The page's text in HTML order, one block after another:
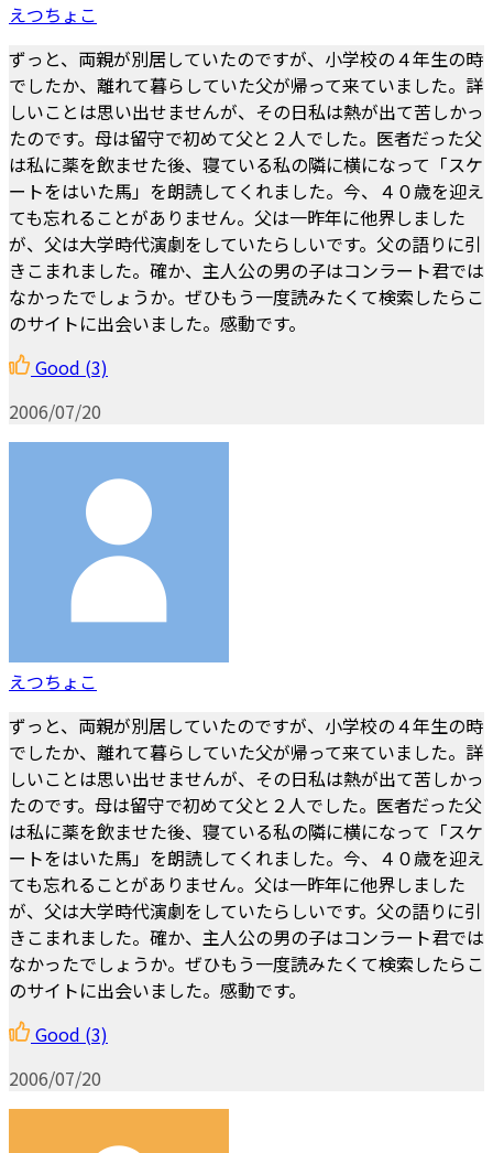
えつちょこ
ずっと、両親が別居していたのですが、小学校の４年生の時
でしたか、離れて暮らしていた父が帰って来ていました。詳
しいことは思い出せませんが、その日私は熱が出て苦しかっ
たのです。母は留守で初めて父と２人でした。医者だった父
は私に薬を飲ませた後、寝ている私の隣に横になって「スケ
ートをはいた馬」を朗読してくれました。今、４０歳を迎え
ても忘れることがありません。父は一昨年に他界しました
が、父は大学時代演劇をしていたらしいです。父の語りに引
きこまれました。確か、主人公の男の子はコンラート君では
なかったでしょうか。ぜひもう一度読みたくて検索したらこ
のサイトに出会いました。感動です。
Good (3)
2006/07/20
えつちょこ
ずっと、両親が別居していたのですが、小学校の４年生の時
でしたか、離れて暮らしていた父が帰って来ていました。詳
しいことは思い出せませんが、その日私は熱が出て苦しかっ
たのです。母は留守で初めて父と２人でした。医者だった父
は私に薬を飲ませた後、寝ている私の隣に横になって「スケ
ートをはいた馬」を朗読してくれました。今、４０歳を迎え
ても忘れることがありません。父は一昨年に他界しました
が、父は大学時代演劇をしていたらしいです。父の語りに引
きこまれました。確か、主人公の男の子はコンラート君では
なかったでしょうか。ぜひもう一度読みたくて検索したらこ
のサイトに出会いました。感動です。
Good (3)
2006/07/20